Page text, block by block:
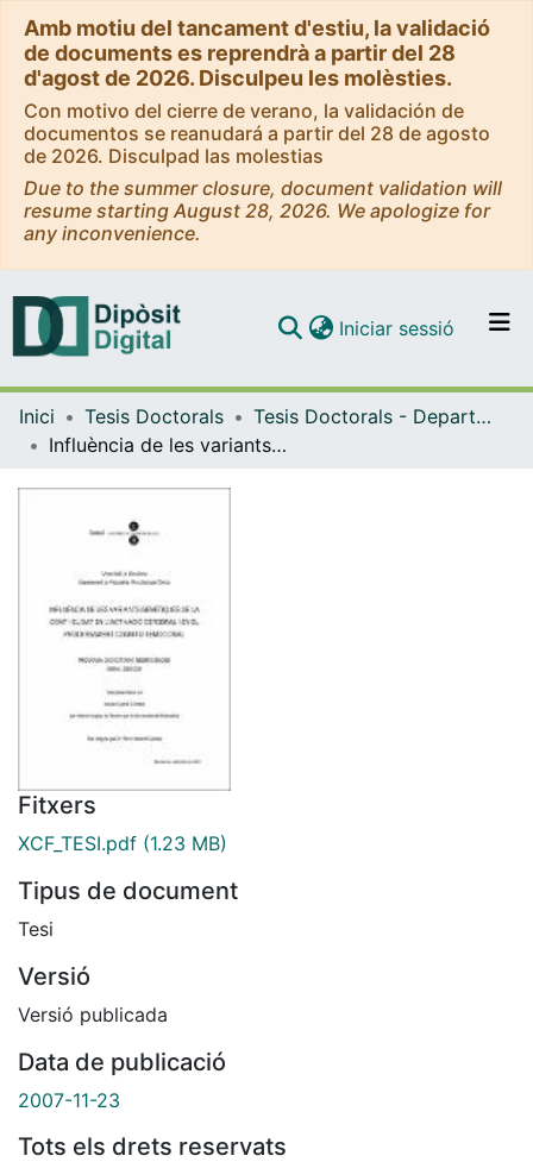
Amb motiu del tancament d'estiu, la validació
de documents es reprendrà a partir del 28
d'agost de 2026. Disculpeu les molèsties.
Con motivo del cierre de verano, la validación de
documentos se reanudará a partir del 28 de agosto
de 2026. Disculpad las molestias
Due to the summer closure, document validation will
resume starting August 28, 2026. We apologize for
any inconvenience.
Navega per tot el DD
Iniciar sessió (current)
Inici Tesis Doctorals
Tesis Doctorals - Departament - Psiquiatria i Psicobiologia Clínica
Influència de les variants genètiques de la COMT i el DAT en l'activació cerebral i en el processament cognitiu i emocional
Fitxers
XCF_TESI.pdf (1.23 MB)
Tipus de document
Tesi
Versió
Versió publicada
Data de publicació
2007-11-23
Tots els drets reservats